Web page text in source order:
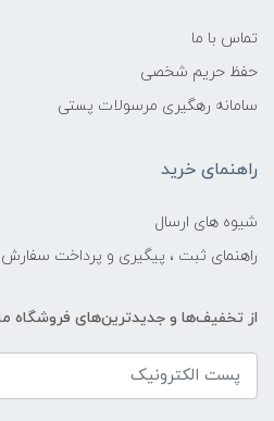
تماس با ما
حفظ حریم شخصی
سامانه رهگیری مرسولات پستی
راهنمای خرید
شیوه های ارسال
راهنمای ثبت ، پیگیری و پرداخت سفارش
از تخفیف‌ها و جدیدترین‌های فروشگاه